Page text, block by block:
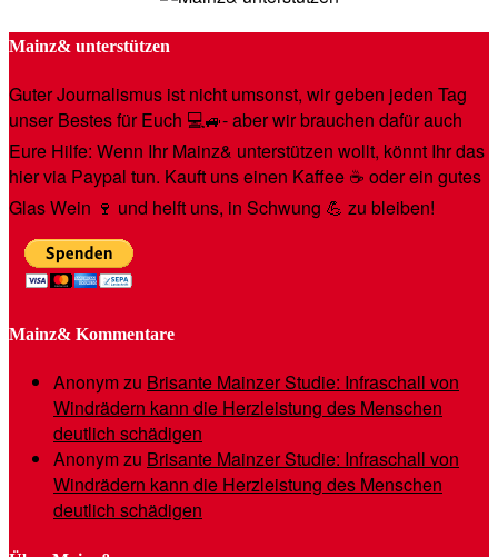
Mainz& unterstützen
Guter Journalismus ist nicht umsonst, wir geben jeden Tag
unser Bestes für Euch 💻🚙- aber wir brauchen dafür auch
Eure Hilfe: Wenn Ihr Mainz& unterstützen wollt, könnt Ihr das
hier via Paypal tun. Kauft uns einen Kaffee ☕️ oder ein gutes
Glas Wein 🍷 und helft uns, in Schwung 💪 zu bleiben!
Mainz& Kommentare
Anonymzu Brisante Mainzer Studie: Infraschall von
Windrädern kann die Herzleistung des Menschen
deutlich schädigen
Anonymzu Brisante Mainzer Studie: Infraschall von
Windrädern kann die Herzleistung des Menschen
deutlich schädigen